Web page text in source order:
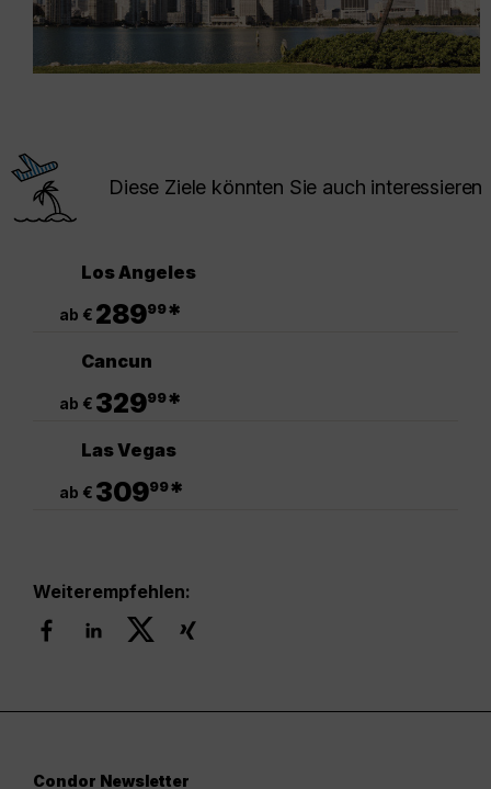
Diese Ziele könnten Sie auch interessieren
Los Angeles
ab € 28999*
Cancun
ab € 32999*
Las Vegas
ab € 30999*
Weiterempfehlen:
Condor Newsletter